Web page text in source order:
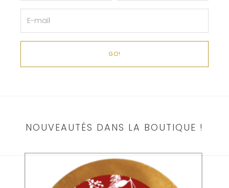
NOUVEAUTÉS DANS LA BOUTIQUE !